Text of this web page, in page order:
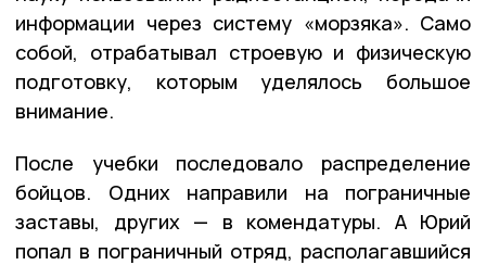
информации через систему «морзяка». Само
собой, отрабатывал строевую и физическую
подготовку, которым уделялось большое
внимание.
После учебки последовало распределение
бойцов. Одних направили на пограничные
заставы, других — в комендатуры. А Юрий
попал в пограничный отряд, располагавшийся